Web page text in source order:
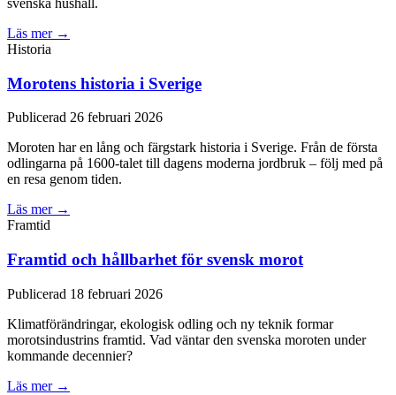
Läs mer →
Historia
Morotens historia i Sverige
Publicerad 26 februari 2026
Moroten har en lång och färgstark historia i Sverige. Från de första
odlingarna på 1600-talet till dagens moderna jordbruk – följ med på
en resa genom tiden.
Läs mer →
Framtid
Framtid och hållbarhet för svensk morot
Publicerad 18 februari 2026
Klimatförändringar, ekologisk odling och ny teknik formar
morotsindustrins framtid. Vad väntar den svenska moroten under
kommande decennier?
Läs mer →